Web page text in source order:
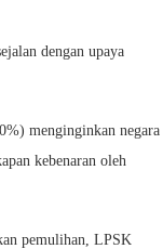
dengan upaya
menginginkan negara
kebenaran oleh
pemulihan, LPSK